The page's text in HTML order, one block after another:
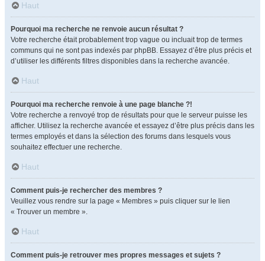
Haut
Pourquoi ma recherche ne renvoie aucun résultat ?
Votre recherche était probablement trop vague ou incluait trop de termes
communs qui ne sont pas indexés par phpBB. Essayez d’être plus précis et
d’utiliser les différents filtres disponibles dans la recherche avancée.
Haut
Pourquoi ma recherche renvoie à une page blanche ?!
Votre recherche a renvoyé trop de résultats pour que le serveur puisse les
afficher. Utilisez la recherche avancée et essayez d’être plus précis dans les
termes employés et dans la sélection des forums dans lesquels vous
souhaitez effectuer une recherche.
Haut
Comment puis-je rechercher des membres ?
Veuillez vous rendre sur la page « Membres » puis cliquer sur le lien
« Trouver un membre ».
Haut
Comment puis-je retrouver mes propres messages et sujets ?